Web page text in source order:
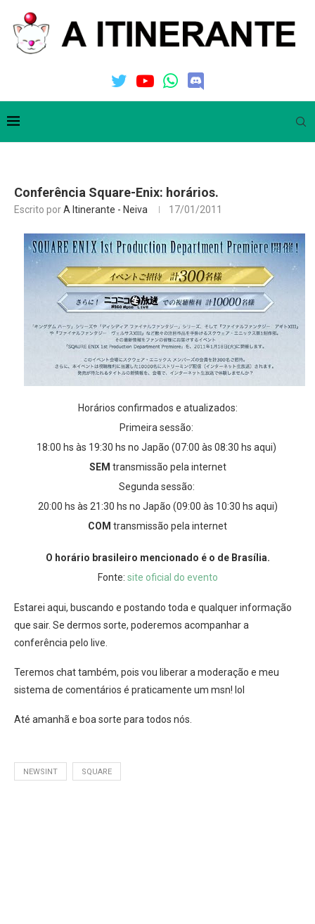
Conferência Square-Enix: horários.
Escrito porA Itinerante - Neiva 17/01/2011
Horários confirmados e atualizados:
Primeira sessão:
18:00 hs às 19:30 hs no Japão (07:00 às 08:30 hs aqui)
SEM transmissão pela internet
Segunda sessão:
20:00 hs às 21:30 hs no Japão (09:00 às 10:30 hs aqui)
COM transmissão pela internet
O horário brasileiro mencionado é o de Brasília.
Fonte: site oficial do evento
Estarei aqui, buscando e postando toda e qualquer informação
que sair. Se dermos sorte, poderemos acompanhar a
conferência pelo live.
Teremos chat também, pois vou liberar a moderação e meu
sistema de comentários é praticamente um msn! lol
Até amanhã e boa sorte para todos nós.
NEWSINT SQUARE